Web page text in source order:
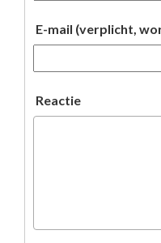
E-mail (verplicht,
Reactie